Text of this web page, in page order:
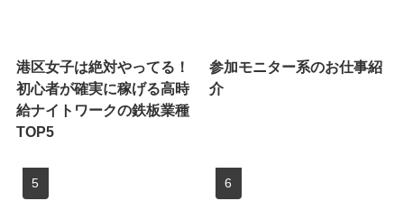
港区女子は絶対やってる！
初心者が確実に稼げる高時
給ナイトワークの鉄板業種
TOP5
参加モニター系のお仕事紹
介